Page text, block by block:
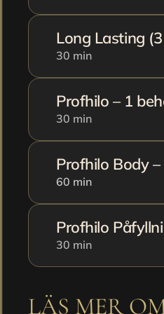
Long Lasting
30 min
Profhilo – 1
30 min
Profhilo Body
60 min
Profhilo
30 min
LÄS MER